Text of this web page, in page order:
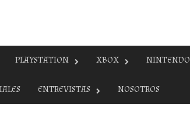
PLAYSTATION XBOX NINTENDO
ENTREVISTAS NOSOTROS